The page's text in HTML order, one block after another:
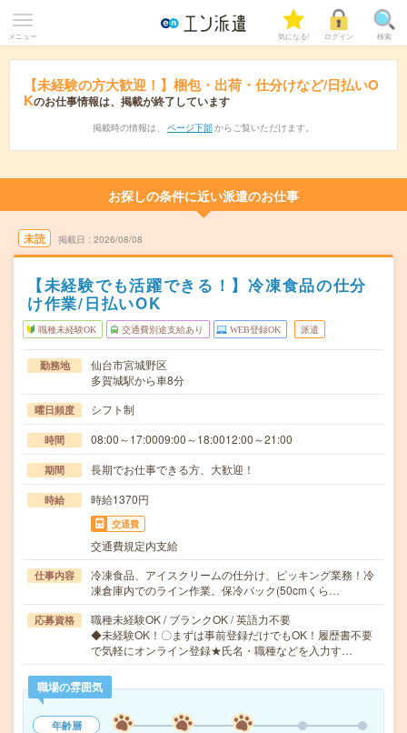
メニュー 気になる! ログイン 検索
【未経験の方大歓迎！】梱包・出荷・仕分けなど/日払いO
Kのお仕事情報は、掲載が終了しています
掲載時の情報は、 ページ下部 からご覧いただけます。
お探しの条件に近い派遣のお仕事
未読 掲載日 2026/08/08
【未経験でも活躍できる！】冷凍食品の仕分
け作業/日払いOK
職種未経験OK 交通費別途支給あり WEB登録OK 派遣
勤務地
仙台市宮城野区
多賀城駅から車8分
曜日頻度 シフト制
時間 08:00～17:0009:00～18:0012:00～21:00
期間 長期でお仕事できる方、大歓迎！
時給 時給1370円
交通費
交通費規定内支給
仕事内容
冷凍食品、アイスクリームの仕分け、ピッキング業務！冷
凍倉庫内でのライン作業。保冷バック(50cmくら…
応募資格
職種未経験OK / ブランクOK / 英語力不要
◆未経験OK！〇まずは事前登録だけでもOK！履歴書不要
で気軽にオンライン登録★氏名・職種などを入力す…
職場の雰囲気
年齢層